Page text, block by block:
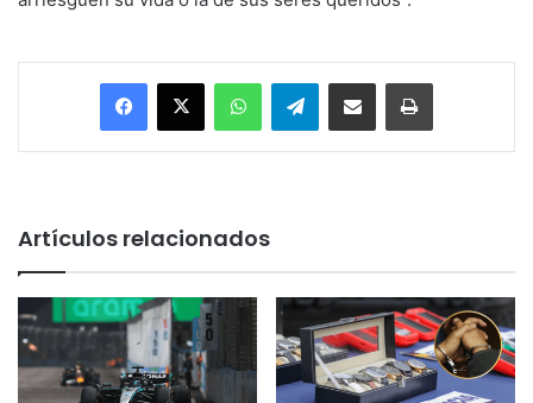
Facebook
X WhatsAppTelegramEnviar vía email Imprimir
Artículos relacionados